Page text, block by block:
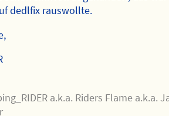
dedlfix rauswollte.
a.k.a. Riders Flame a.k.a.